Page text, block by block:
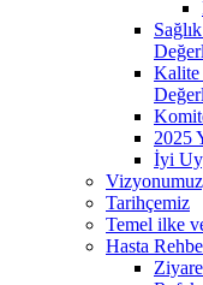
Kalite
2025
İyi
Tarihçemiz
Temel ilke
Hasta